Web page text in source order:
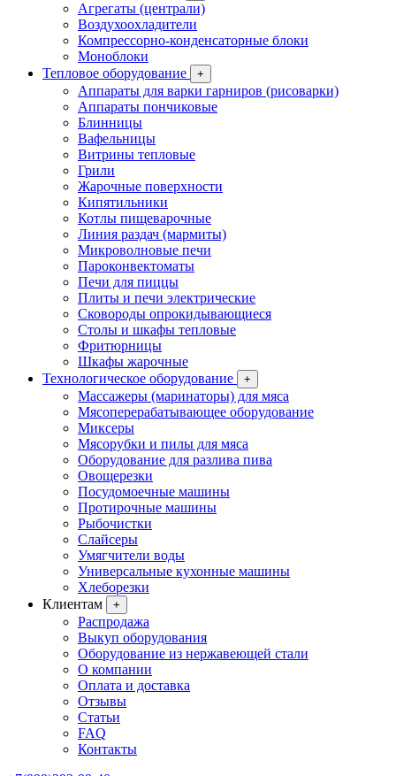
Агрегаты (централи)
Воздухоохладители
Компрессорно-конденсаторные блоки
Моноблоки
Тепловое оборудование
+
Аппараты для варки гарниров (рисоварки)
Аппараты пончиковые
Блинницы
Вафельницы
Витрины тепловые
Грили
Жарочные поверхности
Кипятильники
Котлы пищеварочные
Линия раздач (мармиты)
Микроволновые печи
Пароконвектоматы
Печи для пиццы
Плиты и печи электрические
Сковороды опрокидывающиеся
Столы и шкафы тепловые
Фритюрницы
Шкафы жарочные
Технологическое оборудование
+
Массажеры (маринаторы) для мяса
Мясоперерабатывающее оборудование
Миксеры
Мясорубки и пилы для мяса
Оборудование для разлива пива
Овощерезки
Посудомоечные машины
Протирочные машины
Рыбочистки
Слайсеры
Умягчители воды
Универсальные кухонные машины
Хлеборезки
Клиентам
+
Распродажа
Выкуп оборудования
Оборудование из нержавеющей стали
О компании
Оплата и доставка
Отзывы
Статьи
FAQ
Контакты